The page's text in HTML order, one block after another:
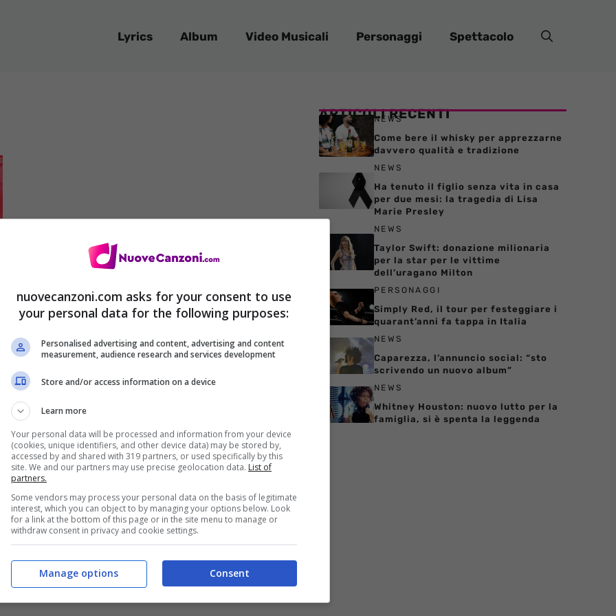
Lyrics Album Video Musicali Personaggi Spettacolo
ARTICOLI RECENTI
NEWS
Come bere il whisky per apprezzarne
davvero qualità e tradizione
NEWS
Ha tenuto il figlio senza vita in casa
per due mesi: la tragedia di Lisa
Marie Presley
NEWS
Taylor Swift: donazione milionaria
per la star per le vittime
dell’uragano Milton
PERSONAGGI
Simply Red, il tour per festeggiare i
quarant’anni fa tappa in Italia
NEWS
Caparezza, l’annuncio social: “sto
scrivendo un nuovo album”
NEWS
Whitney Houston: nuovo lutto per la
famiglia, si è spenta la leggenda
nuovecanzoni.com asks for your consent to use
your personal data for the following purposes:
Personalised advertising and content, advertising and content
measurement, audience research and services development
Store and/or access information on a device
Learn more
Your personal data will be processed and information from your device
(cookies, unique identifiers, and other device data) may be stored by,
accessed by and shared with 319 partners, or used specifically by this
site. We and our partners may use precise geolocation data. List of
partners.
Some vendors may process your personal data on the basis of legitimate
interest, which you can object to by managing your options below. Look
for a link at the bottom of this page or in the site menu to manage or
withdraw consent in privacy and cookie settings.
Consent
Manage options